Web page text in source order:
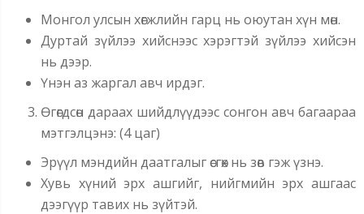
Монгол улсын хөгжлийн гарц нь оюутан хүн мөн.
Дуртай зүйлээ хийснээс хэрэгтэй зүйлээ хийсэн
нь дээр.
Үнэн аз жаргал авч ирдэг.
Өгөгдсөн дараах шийдлүүдээс сонгон авч багаараа
мэтгэлцэнэ: (4 цаг)
Эрүүл мэндийн даатгалыг өсгөх нь зөв гэж үзнэ.
Хувь хүний эрх ашгийг, нийгмийн эрх ашгаас
дээгүүр тавих нь зүйтэй.